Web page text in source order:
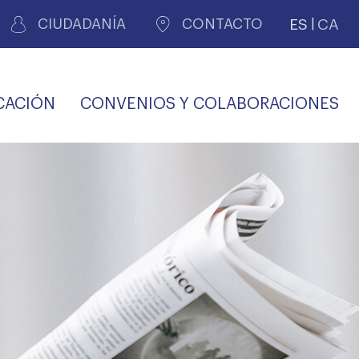
CIUDADANÍA CONTACTO ES CA
CONVENIOS Y COLABORACIONES
PERSONAL LABORAL
COMLL
SALUD Y APOYO AL
AGENCIA DE
VIDA
PROFESIONAL
OFERTAS Y
TRANSPARENCIA
TRÁMITES CONSULTA
MÉDICA